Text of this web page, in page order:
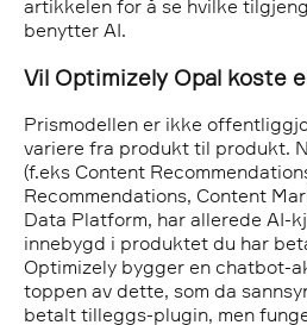
artikkelen for å se hvilke
benytter AI.
Vil Optimizely Opal koste
Prismodellen er ikke
variere fra produkt til produkt.
(f.eks Content
Recommendations, Content
Data Platform, har allerede AI-
innebygd i produktet du har
Optimizely bygger en chatbot-
toppen av dette, som da
betalt tilleggs-plugin, men